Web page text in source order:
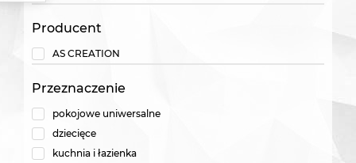
Producent
AS CREATION
Przeznaczenie
pokojowe uniwersalne
dziecięce
kuchnia i łazienka